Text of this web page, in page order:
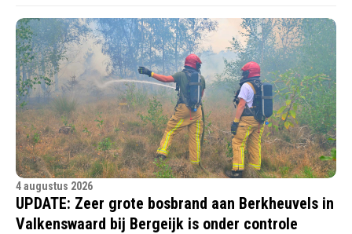
4 augustus 2026
UPDATE: Zeer grote bosbrand aan Berkheuvels in
Valkenswaard bij Bergeijk is onder controle